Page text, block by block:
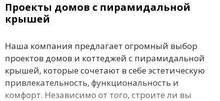
Проекты домов с пирамидальной
крышей
Наша компания предлагает огромный выбор
проектов домов и коттеджей с пирамидальной
крышей, которые сочетают в себе эстетическую
привлекательность, функциональность и
комфорт. Независимо от того, строите ли вы